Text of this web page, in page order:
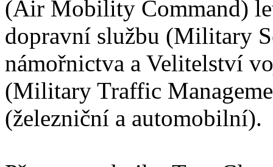
(Air Mobility Command)
dopravní službu (Military
námořnictva a Velitelství
(Military Traffic
(železniční a automobilní).